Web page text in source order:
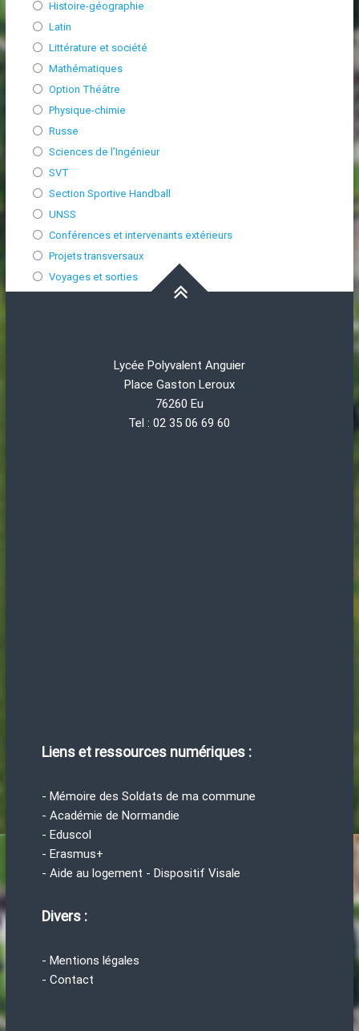
Histoire-géographie
Latin
Littérature et société
Mathématiques
Option Théâtre
Physique-chimie
Russe
Sciences de l’Ingénieur
SVT
Section Sportive Handball
UNSS
Conférences et intervenants extérieurs
Projets transversaux
Voyages et sorties
Lycée Polyvalent Anguier
Place Gaston Leroux
76260 Eu
Tel : 02 35 06 69 60
Liens et ressources numériques :
- Mémoire des Soldats de ma commune
- Académie de Normandie
- Eduscol
- Erasmus+
- Aide au logement - Dispositif Visale
Divers :
- Mentions légales
- Contact